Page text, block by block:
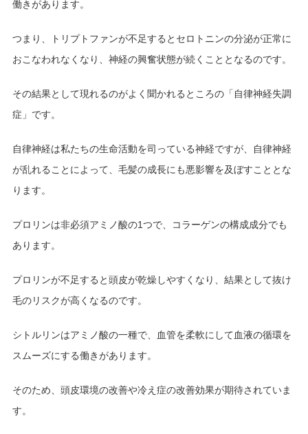
働きがあります。
つまり、トリプトファンが不足するとセロトニンの分泌が正常に
おこなわれなくなり、神経の興奮状態が続くこととなるのです。
その結果として現れるのがよく聞かれるところの「自律神経失調
症」です。
自律神経は私たちの生命活動を司っている神経ですが、自律神経
が乱れることによって、毛髪の成長にも悪影響を及ぼすこととな
ります。
プロリンは非必須アミノ酸の1つで、コラーゲンの構成成分でも
あります。
プロリンが不足すると頭皮が乾燥しやすくなり、結果として抜け
毛のリスクが高くなるのです。
シトルリンはアミノ酸の一種で、血管を柔軟にして血液の循環を
スムーズにする働きがあります。
そのため、頭皮環境の改善や冷え症の改善効果が期待されていま
す。